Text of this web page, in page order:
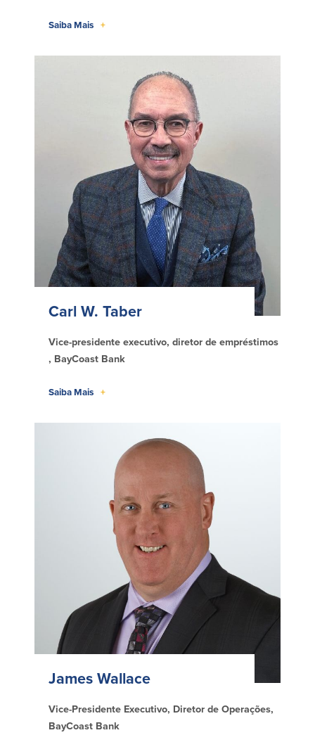
Saiba Mais +
Carl W. Taber
Vice-presidente executivo, diretor de empréstimos
, BayCoast Bank
Saiba Mais +
James Wallace
Vice-Presidente Executivo, Diretor de Operações,
BayCoast Bank